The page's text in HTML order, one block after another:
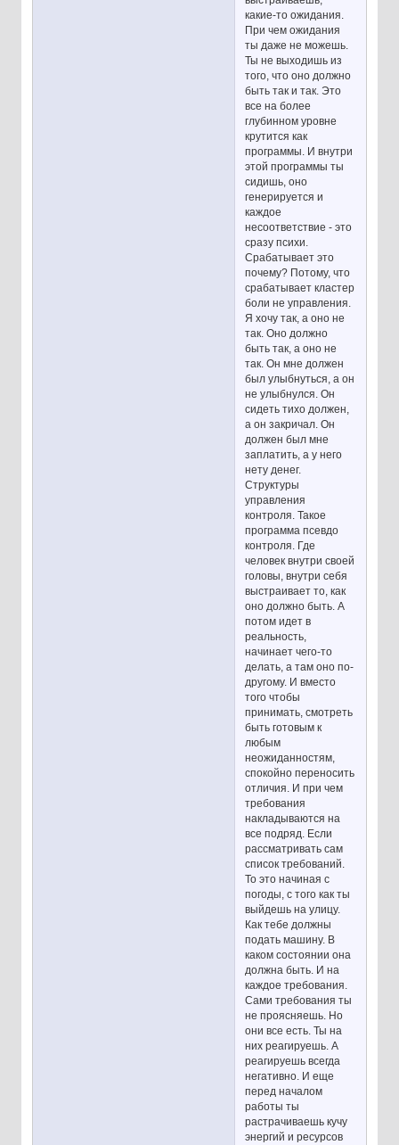
какие-то ожидания.
При чем ожидания
ты даже не можешь.
Ты не выходишь из
того, что оно должно
быть так и так. Это
все на более
глубинном уровне
крутится как
программы. И внутри
этой программы ты
сидишь, оно
генерируется и
каждое
несоответствие - это
сразу психи.
Срабатывает это
почему? Потому, что
срабатывает кластер
боли не управления.
Я хочу так, а оно не
так. Оно должно
быть так, а оно не
так. Он мне должен
был улыбнуться, а он
не улыбнулся. Он
сидеть тихо должен,
а он закричал. Он
должен был мне
заплатить, а у него
нету денег.
Структуры
управления
контроля. Такое
программа псевдо
контроля. Где
человек внутри своей
головы, внутри себя
выстраивает то, как
оно должно быть. А
потом идет в
реальность,
начинает чего-то
делать, а там оно по-
другому. И вместо
того чтобы
принимать, смотреть
быть готовым к
любым
неожиданностям,
спокойно переносить
отличия. И при чем
требования
накладываются на
все подряд. Если
рассматривать сам
список требований.
То это начиная с
погоды, с того как ты
выйдешь на улицу.
Как тебе должны
подать машину. В
каком состоянии она
должна быть. И на
каждое требования.
Сами требования ты
не проясняешь. Но
они все есть. Ты на
них реагируешь. А
реагируешь всегда
негативно. И еще
перед началом
работы ты
растрачиваешь кучу
энергий и ресурсов